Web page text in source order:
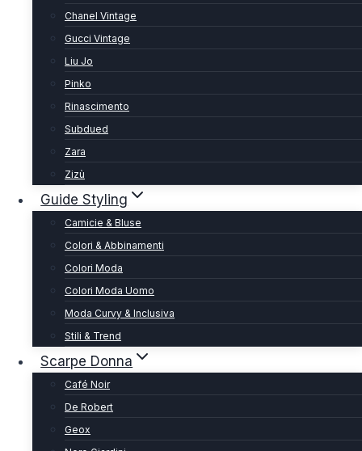
Chanel Vintage
Gucci Vintage
Liu Jo
Pinko
Rinascimento
Subdued
Zara
Zizù
Guide Styling
Camicie & Bluse
Colori & Abbinamenti
Colori Moda
Colori Moda Uomo
Moda Curvy & Inclusiva
Stili & Trend
Scarpe Donna
Café Noir
De Robert
Geox